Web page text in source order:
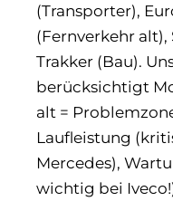
(Transporter),
(Fernverkehr alt),
Trakker (Bau).
berücksichtigt
alt =
Laufleistung
Mercedes),
wichtig bei